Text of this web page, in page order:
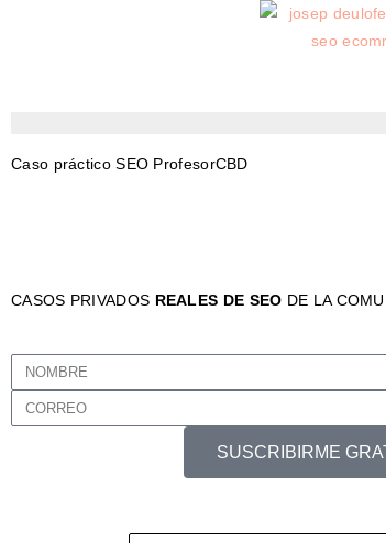
Caso práctico SEO ProfesorCBD
CASOS PRIVADOS REALES DE SEO DE LA
SUSCRIBIRME